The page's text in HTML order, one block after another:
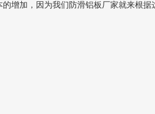
增加，因为我们防滑铝板厂家就来根